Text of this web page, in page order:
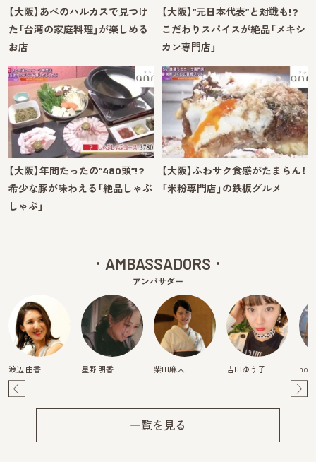
【大阪】あべのハルカスで見つけ
た「台湾の家庭料理」が楽しめる
お店
【大阪】“元日本代表”と対戦も!?
こだわりスパイスが絶品「メキシ
カン専門店」
【大阪】年間たったの“480頭”!?
希少な豚が味わえる「絶品しゃぶ
しゃぶ」
【大阪】ふわサク食感がたまらん！
「米粉専門店」の鉄板グルメ
AMBASSADORS
アンバサダー
渡辺 由香 星野 明香 柴田麻未 吉田ゆう子
一覧を見る